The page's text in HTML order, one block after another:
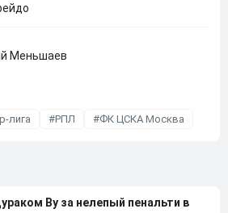
Меньшаев
лига РПЛ ФК ЦСКА Москва
Ву за нелепый пенальти в